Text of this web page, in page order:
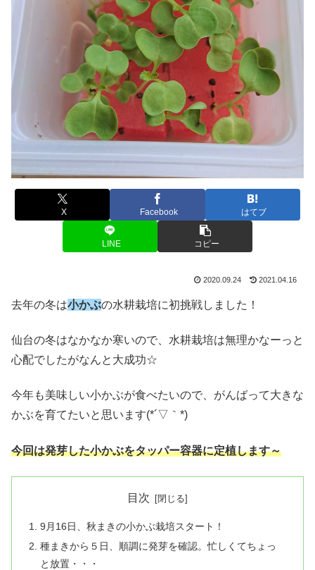
X Facebook はてブ
LINE コピー
2020.09.24 2021.04.16
去年の冬は小かぶの水耕栽培に初挑戦しました！
仙台の冬はなかなか寒いので、水耕栽培は無理かなーっと
心配でしたがなんと大成功☆
今年も美味しい小かぶが食べたいので、がんばって大きな
かぶを育てたいと思います(*´▽｀*)
今回は発芽した小かぶをタッパー容器に定植します～
目次
9月16日、秋まきの小かぶ栽培スタート！
種まきから５日、順調に発芽を確認。忙しくてちょっ
と放置・・・